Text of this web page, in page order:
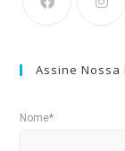
Assine
Nome*